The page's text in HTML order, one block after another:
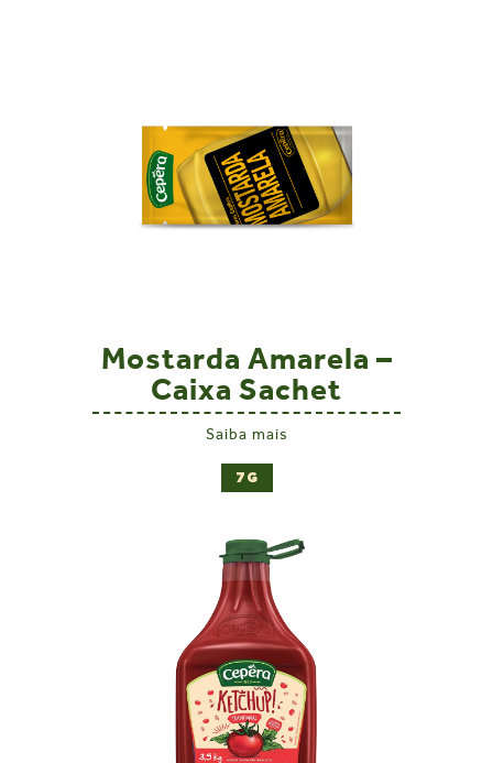
Mostarda Amarela –
Caixa Sachet
Saiba mais
7G